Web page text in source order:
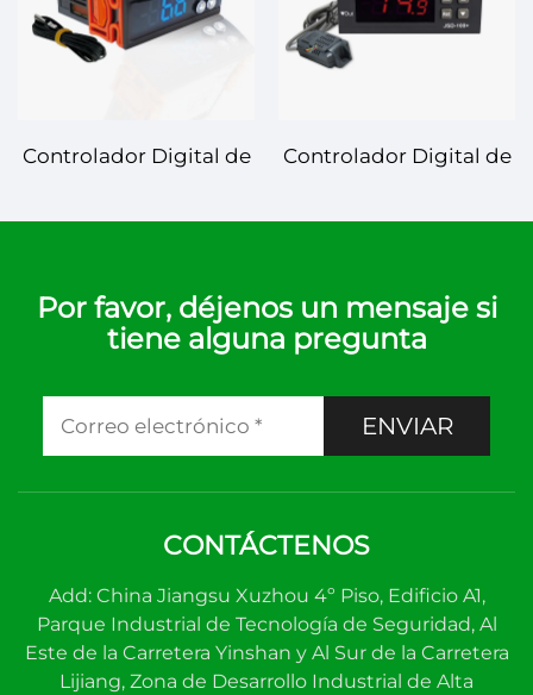
Controlador Digital de
Gestión de
Precisa
Controlador Digital de
– Gestión de
Inteligente y Fiable
Por favor, déjenos un mensaje si
tiene alguna pregunta
ENVIAR
CONTÁCTENOS
Add: China Jiangsu Xuzhou 4º Piso, Edificio A1,
Parque Industrial de Tecnología de Seguridad, Al
Este de la Carretera Yinshan y Al Sur de la Carretera
Lijiang, Zona de Desarrollo Industrial de Alta